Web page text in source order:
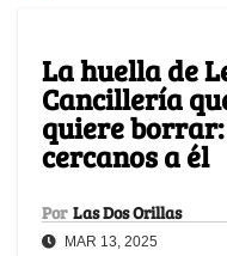
La huella de
Cancillería
quiere
cercanos a él
Por Las Dos Orillas
MAR 13, 2025